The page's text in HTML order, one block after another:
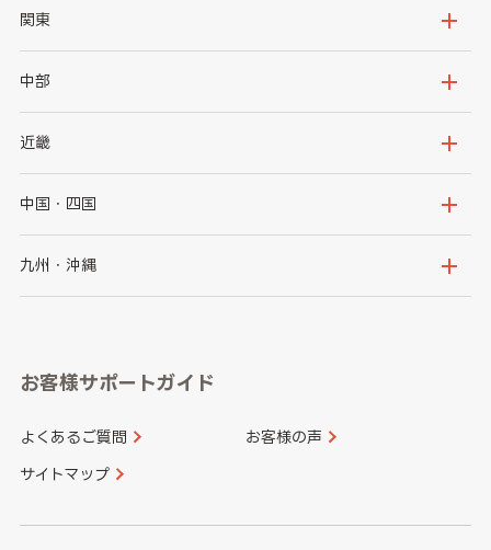
北海道
岩手県
秋田県
関東
茨城県
群馬県
千葉県
神奈川県
中部
新潟県
石川県
山梨県
愛知県
近畿
大阪府
京都府
和歌山県
中国・四国
鳥取県
山口県
香川県 愛媛県
九州・沖縄
長崎県
大分県 宮崎県
お客様サポートガイド
よくあるご質問 お客様の声
サイトマップ